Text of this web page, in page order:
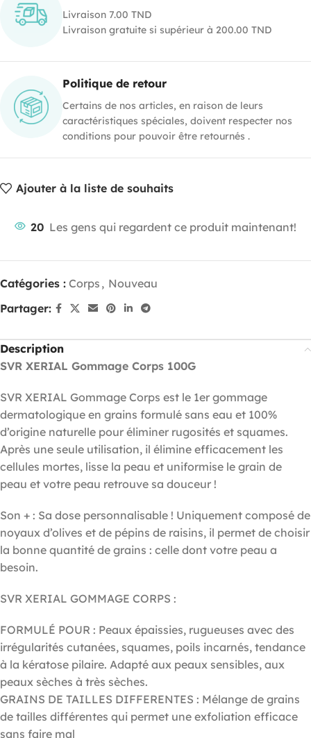
Livraison 7.00 TND
Livraison gratuite si supérieur à 200.00 TND
Politique de retour
Certains de nos articles, en raison de leurs
caractéristiques spéciales, doivent respecter nos
conditions pour pouvoir être retournés .
Ajouter à la liste de souhaits
20 Les gens qui regardent ce produit maintenant!
Catégories : Corps , Nouveau
Partager:
Description
SVR XERIAL Gommage Corps 100G
SVR XERIAL Gommage Corps est le 1er gommage
dermatologique en grains formulé sans eau et 100%
d’origine naturelle pour éliminer rugosités et squames.
Après une seule utilisation, il élimine efficacement les
cellules mortes, lisse la peau et uniformise le grain de
peau et votre peau retrouve sa douceur !
Son + : Sa dose personnalisable ! Uniquement composé de
noyaux d’olives et de pépins de raisins, il permet de choisir
la bonne quantité de grains : celle dont votre peau a
besoin.
SVR XERIAL GOMMAGE CORPS :
FORMULÉ POUR : Peaux épaissies, rugueuses avec des
irrégularités cutanées, squames, poils incarnés, tendance
à la kératose pilaire. Adapté aux peaux sensibles, aux
peaux sèches à très sèches.
GRAINS DE TAILLES DIFFERENTES : Mélange de grains
de tailles différentes qui permet une exfoliation efficace
sans faire mal